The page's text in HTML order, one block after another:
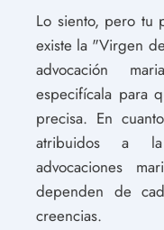
Lo siento, pero tu
existe la "Virgen
advocación
especifícala para
precisa. En
atribuidos a
advocaciones
dependen de
creencias.